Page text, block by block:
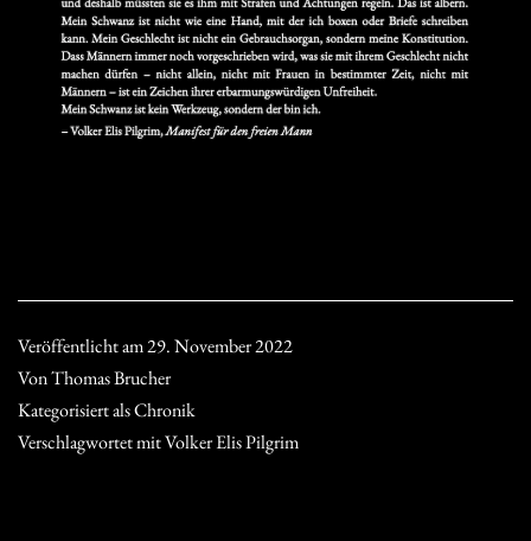
Veröffentlicht am29. November 2022
VonThomas Brucher
Kategorisiert alsChronik
Verschlagwortet mitVolker Elis Pilgrim